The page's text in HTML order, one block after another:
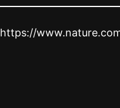
https://